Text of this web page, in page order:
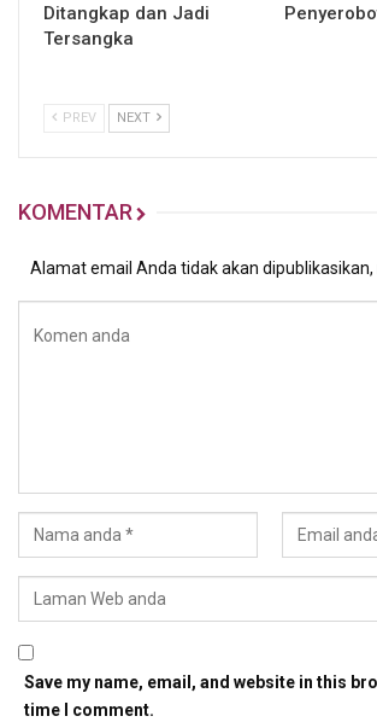
Ditangkap dan Jadi
Tersangka
PREV NEXT
KOMENTAR
Alamat email Anda tidak akan
Save my name, email, and website in this
time I comment.